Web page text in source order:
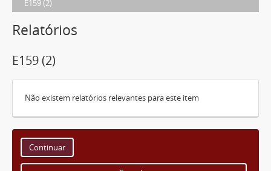
E159 (2)
Relatórios
E159 (2)
Não existem relatórios relevantes para este item